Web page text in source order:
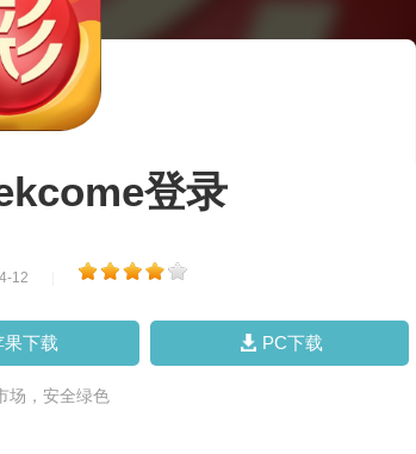
登录
12
果下载 PC下载
场，安全绿色